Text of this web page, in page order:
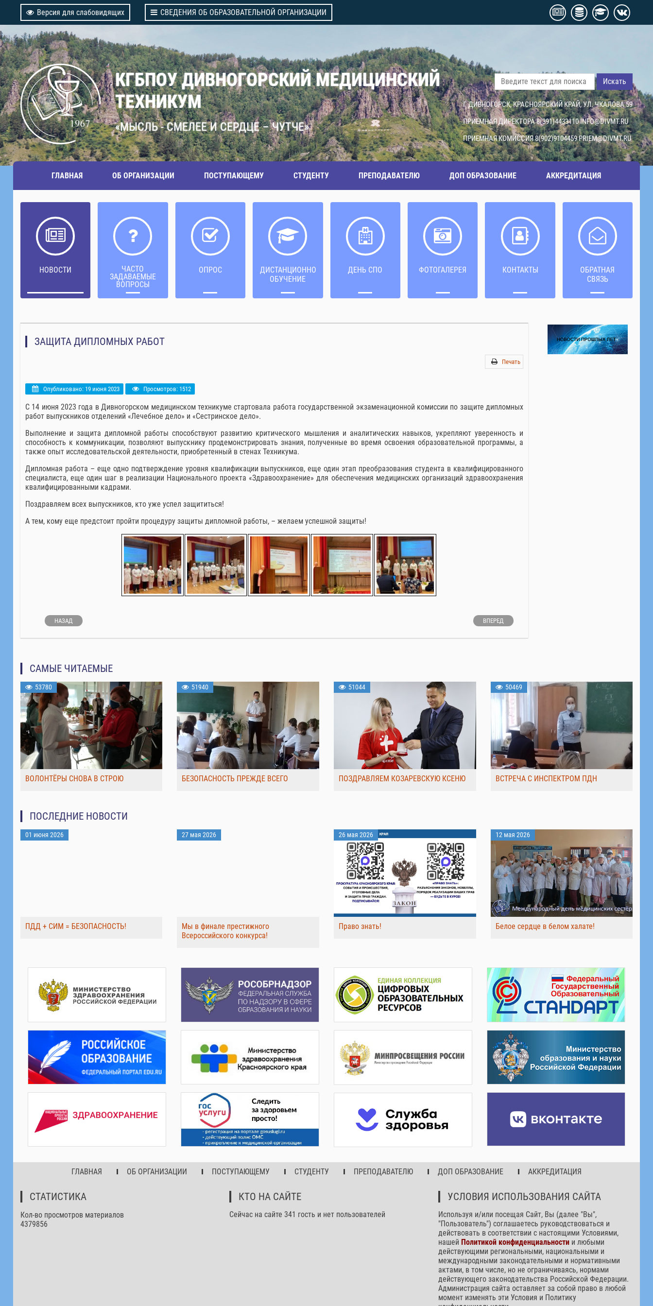
Версия для слабовидящих СВЕДЕНИЯ ОБ ОБРАЗОВАТЕЛЬНОЙ ОРГАНИЗАЦИИ
КГБПОУ ДИВНОГОРСКИЙ МЕДИЦИНСКИЙ
ТЕХНИКУМ
«МЫСЛЬ - СМЕЛЕЕ И СЕРДЦЕ – ЧУТЧЕ»
Искать
Г. ДИВНОГОРСК, КРАСНОЯРСКИЙ КРАЙ, УЛ. ЧКАЛОВА 59
ПРИЕМНАЯ ДИРЕКТОРА 8(391)4433110INFO@DIVMT.RU
ПРИЕМНАЯ КОМИССИЯ 8(902)9104459PRIEM@DIVMT.RU
ГЛАВНАЯ ОБ ОРГАНИЗАЦИИ ПОСТУПАЮЩЕМУ СТУДЕНТУ ПРЕПОДАВАТЕЛЮ ДОП ОБРАЗОВАНИЕ АККРЕДИТАЦИЯ
НОВОСТИ
ЧАСТО
ЗАДАВАЕМЫЕ
ВОПРОСЫ
ОПРОС
ДИСТАНЦИОННОЕ
ОБУЧЕНИЕ
ДЕНЬ СПО ФОТОГАЛЕРЕЯ КОНТАКТЫ
ОБРАТНАЯ
СВЯЗЬ
ЗАЩИТА ДИПЛОМНЫХ РАБОТ
Печать
Опубликовано: 19 июня 2023 Просмотров: 1512
С 14 июня 2023 года в Дивногорском медицинском техникуме стартовала работа государственной экзаменационной комиссии по защите дипломных
работ выпускников отделений «Лечебное дело» и «Сестринское дело».
Выполнение и защита дипломной работы способствуют развитию критического мышления и аналитических навыков, укрепляют уверенность и
способность к коммуникации, позволяют выпускнику продемонстрировать знания, полученные во время освоения образовательной программы, а
также опыт исследовательской деятельности, приобретенный в стенах Техникума.
Дипломная работа – еще одно подтверждение уровня квалификации выпускников, еще один этап преобразования студента в квалифицированного
специалиста, еще один шаг в реализации Национального проекта «Здравоохранение» для обеспечения медицинских организаций здравоохранения
квалифицированными кадрами.
Поздравляем всех выпускников, кто уже успел защититься!
А тем, кому еще предстоит пройти процедуру защиты дипломной работы, – желаем успешной защиты!
НАЗАД ВПЕРЕД
САМЫЕ ЧИТАЕМЫЕ
53780
ВОЛОНТЁРЫ СНОВА В СТРОЮ
51940
БЕЗОПАСНОСТЬ ПРЕЖДЕ ВСЕГО
51044
ПОЗДРАВЛЯЕМ КОЗАРЕВСКУЮ КСЕНЮ
50469
ВСТРЕЧА С ИНСПЕКТРОМ ПДН
ПОСЛЕДНИЕ НОВОСТИ
01 июня 2026
ПДД + СИМ = БЕЗОПАСНОСТЬ!
27 мая 2026
Мы в финале престижного
Всероссийского конкурса!
26 мая 2026
Право знать!
12 мая 2026
Белое сердце в белом халате!
ГЛАВНАЯ ОБ ОРГАНИЗАЦИИ ПОСТУПАЮЩЕМУ СТУДЕНТУ ПРЕПОДАВАТЕЛЮ ДОП ОБРАЗОВАНИЕ АККРЕДИТАЦИЯ
СТАТИСТИКА
Кол-во просмотров материалов
4379856
КТО НА САЙТЕ
Сейчас на сайте 341 гость и нет пользователей
УСЛОВИЯ ИСПОЛЬЗОВАНИЯ САЙТА
Используя и/или посещая Сайт, Вы (далее "Вы",
"Пользователь") соглашаетесь руководствоваться и
действовать в соответствии с настоящими Условиями,
нашей Политикой конфиденциальности и любыми
действующими региональными, национальными и
международными законодательными и нормативными
актами, в том числе, но не ограничиваясь, нормами
действующего законодательства Российской Федерации.
Администрация сайта оставляет за собой право в любой
момент изменять эти Условия и Политику